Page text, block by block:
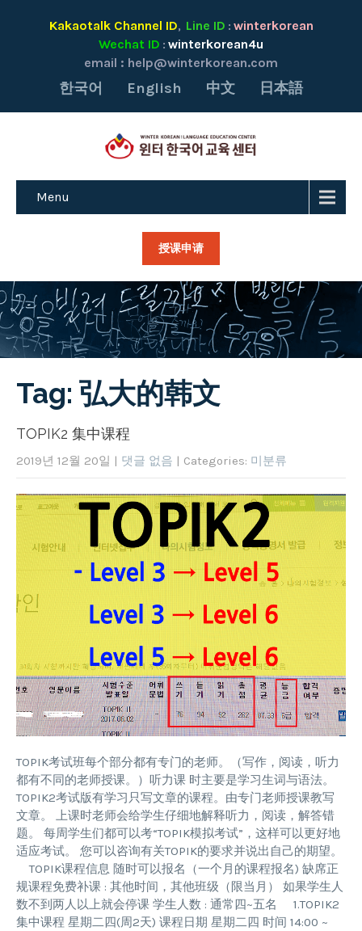
Kakaotalk Channel ID, Line ID : winterkorean
Wechat ID : winterkorean4u
email : help@winterkorean.com
한국어 English 中文 日本語
Menu
授课申请
Tag: 弘大的韩文
TOPIK2 集中课程
2019년 12월 20일 | 댓글 없음 | Categories: 미분류
TOPIK考试班每个部分都有专门的老师。（写作，阅读，听力
都有不同的老师授课。）听力课 时主要是学习生词与语法。
TOPIK2考试版有学习只写文章的课程。由专门老师授课教写
文章。 上课时老师会给学生仔细地解释听力，阅读，解答错
题。 每周学生们都可以考“TOPIK模拟考试”，这样可以更好地
适应考试。 您可以咨询有关TOPIK的要求并说出自己的期望。
TOPIK课程信息 随时可以报名（一个月的课程报名) 缺席正
规课程免费补课 : 其他时间，其他班级（限当月） 如果学生人
数不到两人以上就会停课 学生人数 : 通常四~五名 1.TOPIK2
集中课程 星期二四(周2天) 课程日期 星期二四 时间 14:00 ~